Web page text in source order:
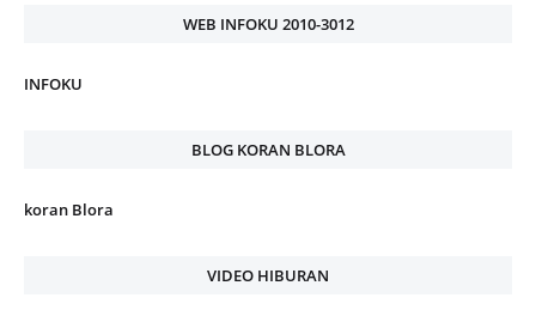
WEB INFOKU 2010-3012
INFOKU
BLOG KORAN BLORA
koran Blora
VIDEO HIBURAN